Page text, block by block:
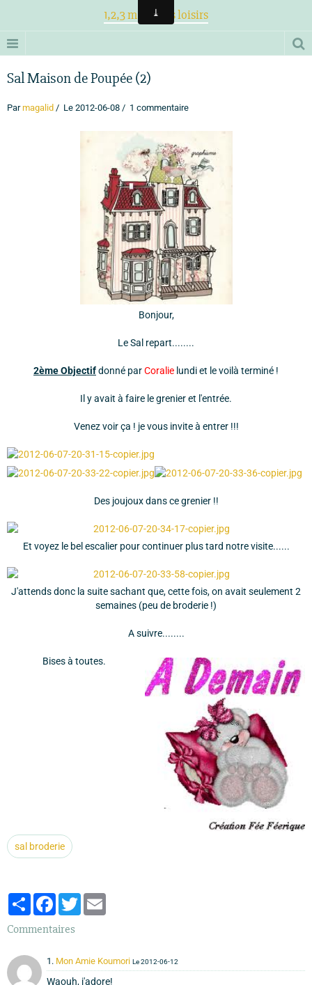
1,2,3 magiques loisirs
Sal Maison de Poupée (2)
Parmagalid Le 2012-06-08 1 commentaire
Bonjour,
Le Sal repart........
2ème Objectifdonné parCoralie lundi et le voilà terminé !
Il y avait à faire le grenier et l'entrée.
Venez voir ça ! je vous invite à entrer !!!
Des joujoux dans ce grenier !!
Et voyez le bel escalier pour continuer plus tard notre visite......
J'attends donc la suite sachant que, cette fois, on avait seulement 2
semaines (peu de broderie !)
A suivre........
Bises à toutes.
sal broderie
PartagerFacebook
Twitter
Commentaires
1. Mon Amie Koumori Le 2012-06-12
Waouh, j'adore!